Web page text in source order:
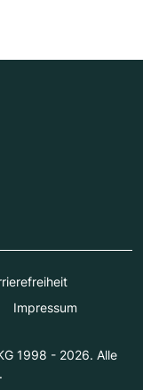
Impressum
1998 - 2026. Alle